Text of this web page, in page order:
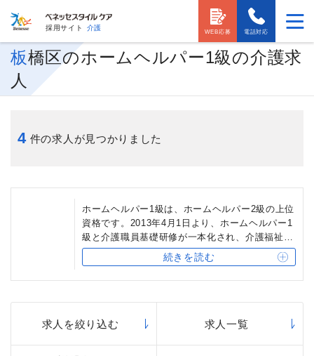
採用サイト 介護
電話対応
WEB応募
板橋区のホームヘルパー1級の介護求
人
4 件の求人が見つかりました
ホームヘルパー1級は、ホームヘルパー2級の上位
資格です。2013年4月1日より、ホームヘルパー1
級と介護職員基礎研修が一本化され、介護福祉士
実務者研修となりました。ホームヘルパー1級保
有者は、介護福祉士実務者研修の受講を一部免除
されます。
続きを読む
求人を絞り込む 求人一覧